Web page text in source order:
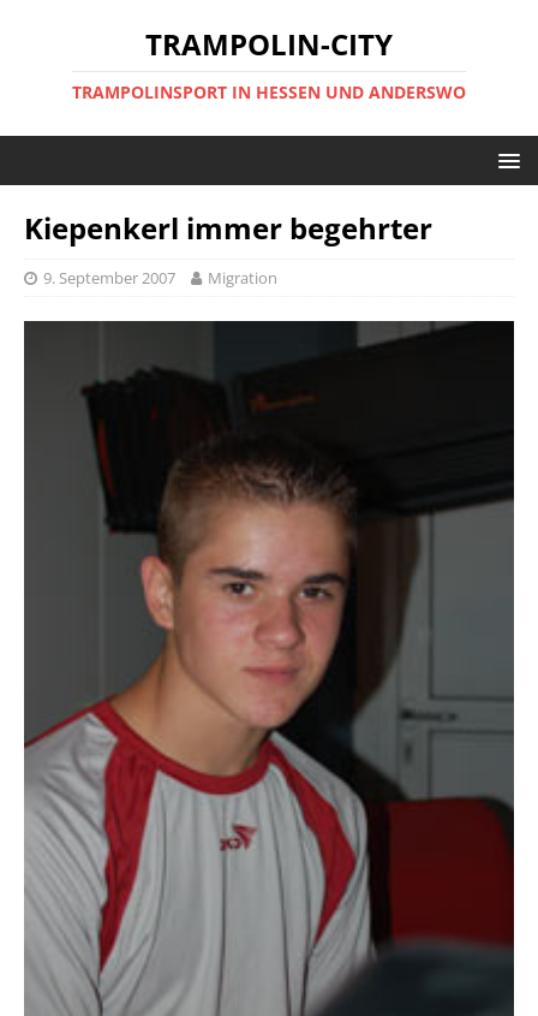
TRAMPOLIN-CITY
TRAMPOLINSPORT IN HESSEN UND ANDERSWO
Kiepenkerl immer begehrter
9. September 2007 Migration